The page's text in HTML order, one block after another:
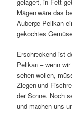
gelagert, in Fett
Mägen wäre das
Auberge Pelikan
gekochtes
Erschreckend ist
Pelikan – wenn
sehen wollen,
Ziegen und
der Sonne. Noch
und machen uns